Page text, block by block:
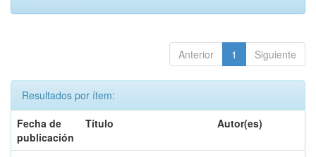
Anterior 1 Siguiente
Resultados por ítem:
Fecha de
publicación
Título Autor(es)